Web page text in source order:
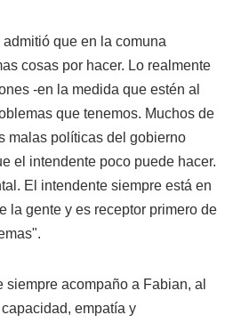
que en la comuna
cosas por hacer. Lo realmente
-en la medida que estén al
que tenemos. Muchos de
malas políticas del gobierno
el intendente poco puede hacer.
El intendente siempre está en
la gente y es receptor primero de
acompaño a Fabian, al
empatía y